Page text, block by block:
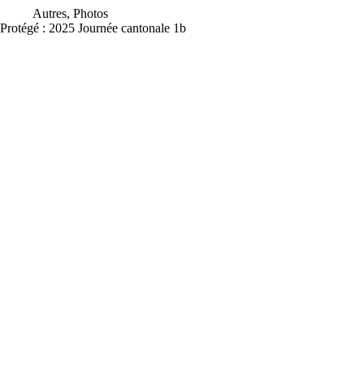
Autres, Photos
Protégé : 2025 Journée cantonale 1b